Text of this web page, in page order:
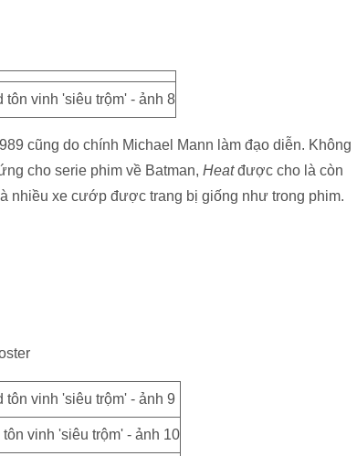
cũng do chính Michael Mann làm đạo diễn. Không
cho serie phim về Batman, Heatđược cho là còn
nhiều xe cướp được trang bị giống như trong phim.